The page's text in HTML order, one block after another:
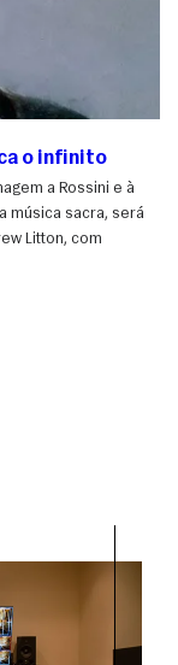
o infinito
a Rossini e à
música sacra, será
Litton, com